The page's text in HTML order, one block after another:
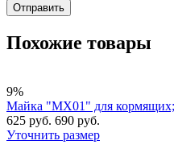
Отправить
Похожие товары
9%
Майка "МХ01" для кормящих;
625 руб. 690 руб.
Уточнить размер